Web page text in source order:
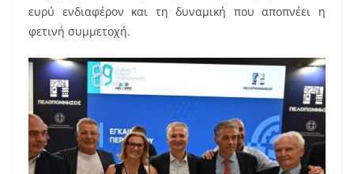
ευρύ ενδιαφέρον και τη δυναμική που αποπνέει η
φετινή συμμετοχή.